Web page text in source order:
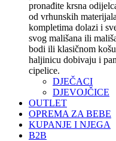
pronađite krsna
od vrhunskih
kompletima dolazi i
svog mališana ili
bodi ili klasičnom
haljinicu dobivaju i
cipelice.
DJEČACI
DJEVOJČICE
OUTLET
OPREMA ZA BEBE
KUPANJE I NJEGA
B2B